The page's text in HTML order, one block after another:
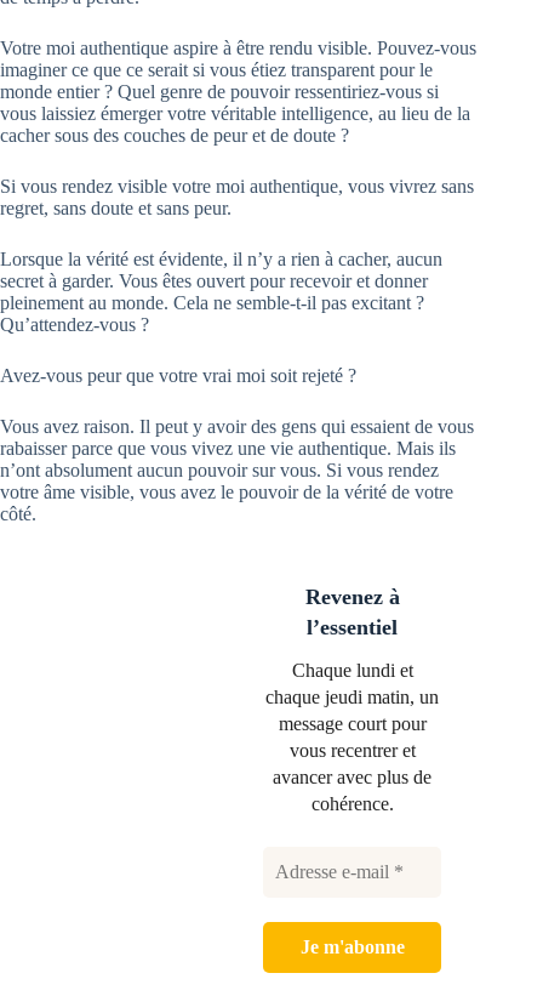
Votre moi authentique aspire à être rendu visible. Pouvez-vous
imaginer ce que ce serait si vous étiez transparent pour le
monde entier ? Quel genre de pouvoir ressentiriez-vous si
vous laissiez émerger votre véritable intelligence, au lieu de la
cacher sous des couches de peur et de doute ?
Si vous rendez visible votre moi authentique, vous vivrez sans
regret, sans doute et sans peur.
Lorsque la vérité est évidente, il n’y a rien à cacher, aucun
secret à garder. Vous êtes ouvert pour recevoir et donner
pleinement au monde. Cela ne semble-t-il pas excitant ?
Qu’attendez-vous ?
Avez-vous peur que votre vrai moi soit rejeté ?
Vous avez raison. Il peut y avoir des gens qui essaient de vous
rabaisser parce que vous vivez une vie authentique. Mais ils
n’ont absolument aucun pouvoir sur vous. Si vous rendez
votre âme visible, vous avez le pouvoir de la vérité de votre
côté.
Revenez à
l’essentiel
Chaque lundi et
chaque jeudi matin, un
message court pour
vous recentrer et
avancer avec plus de
cohérence.